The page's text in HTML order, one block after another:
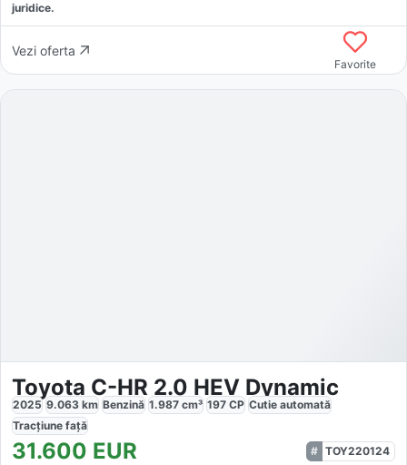
juridice.
Vezi oferta
Favorite
Toyota C-HR 2.0 HEV Dynamic
2025 9.063 km Benzină 1.987 cm³ 197 CP Cutie automată
Tracțiune față
31.600 EUR TOY220124